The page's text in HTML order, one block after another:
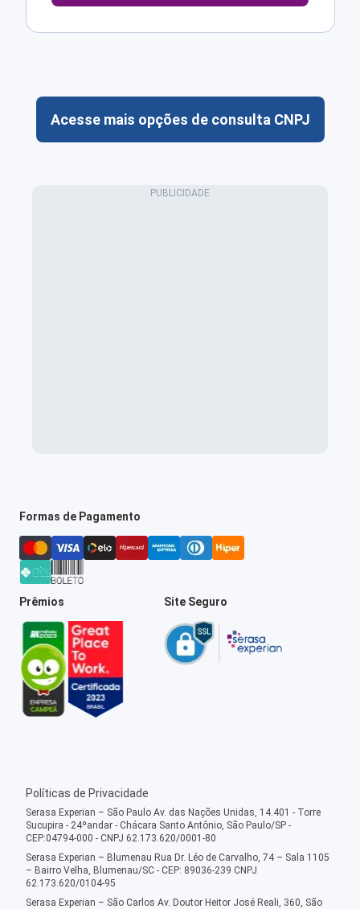
Acesse mais opções de consulta CNPJ
Formas de Pagamento
Prêmios Site Seguro
Políticas de Privacidade
Serasa Experian – São Paulo Av. das Nações Unidas, 14.401 - Torre
Sucupira - 24ºandar - Chácara Santo Antônio, São Paulo/SP -
CEP:04794-000 - CNPJ 62.173.620/0001-80
Serasa Experian – Blumenau Rua Dr. Léo de Carvalho, 74 – Sala 1105
– Bairro Velha, Blumenau/SC - CEP: 89036-239 CNPJ
62.173.620/0104-95
Serasa Experian – São Carlos Av. Doutor Heitor José Reali, 360, São